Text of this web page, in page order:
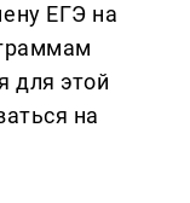
ЕГЭ на
для этой
на